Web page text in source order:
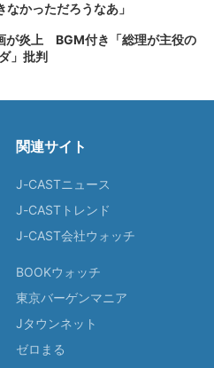
かっただろうなあ」
が炎上 BGM付き「総理が主役の
」批判
関連サイト
J-CASTニュース
J-CASTトレンド
J-CAST会社ウォッチ
BOOKウォッチ
東京バーゲンマニア
Jタウンネット
ゼロまる